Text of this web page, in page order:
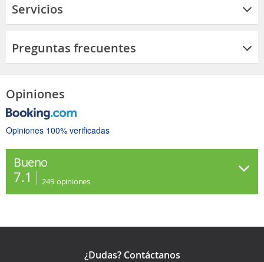
Servicios
Preguntas frecuentes
Opiniones
Opiniones 100% verificadas
Bueno
7.1 249 opiniones
¿Dudas? Contáctanos